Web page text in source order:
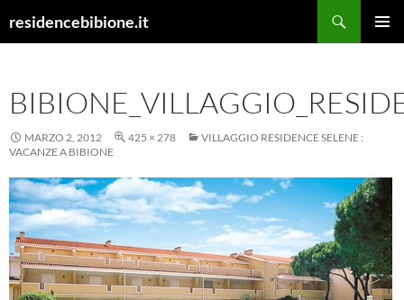
residencebibione.it
MARZO 2, 2012 425 × 278
VILLAGGIO RESIDENCE SELENE :
VACANZE A BIBIONE